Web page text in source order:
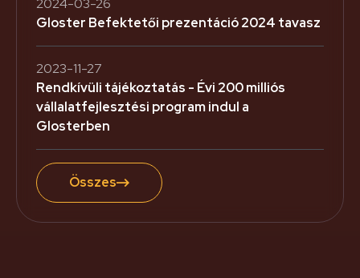
2024-03-26
Gloster Befektetői prezentáció 2024 tavasz
2023-11-27
Rendkívüli tájékoztatás - Évi 200 milliós
vállalatfejlesztési program indul a
Glosterben
Összes